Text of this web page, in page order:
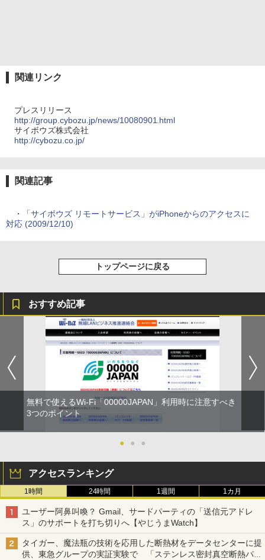
関連リンク
プレスリリース
http://group.cybozu.jp/news/10080901.html
サイボウズ株式会社
http://cybozu.co.jp/
関連記事
・
「サイボウズ リモートサービス」がiPhoneからのアクセスに
対応 (2009/12/10)
トップページに戻る
おすすめ記事
無料で使えるWi-Fi「00000JAPAN」利用時に注意すべき
3つのポイント
● ● ●
アクセスランキング
1時間 24時間 1週間 1カ月
ユーザー阿鼻叫喚？ Gmail、サードパーティの「送信元アドレ
ス」のサポートを打ち切りへ【やじうまWatch】
タイガー、魔法瓶の技術を応用した断熱材をデータセンターに提
供、東急グループの実証実験で 「ステンレス密封真空断熱パネ